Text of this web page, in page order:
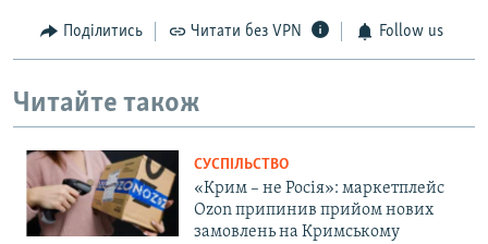
Поділитись Читати без VPN Follow us
Читайте також
СУСПІЛЬСТВО
«Крим – не Росія»: маркетплейс
Ozon припинив прийом нових
замовлень на Кримському